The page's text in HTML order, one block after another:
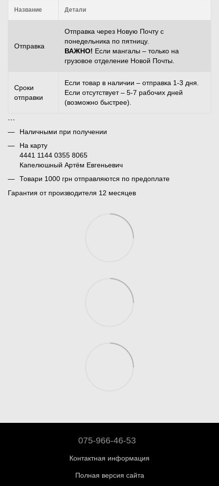
Название Детали
Отправка
Отправка через Новую Почту с
понедельника по пятницу.
ВАЖНО! Если мангалы – только на
грузовое отделение Новой Почты.
Сроки
отправки
Если товар в наличии – отправка 1-3 дня.
Если отсутствует – 5-7 рабочих дней
(возможно быстрее).
```
Наличными при получении
На карту
4441 1144 0355 8065
Капелюшный Артём Евгеньевич
Товари 1000 грн отправляются по предоплате
Гарантия от производителя 12 месяцев
075-966-46-53
Контактная информация
Полная версия сайта